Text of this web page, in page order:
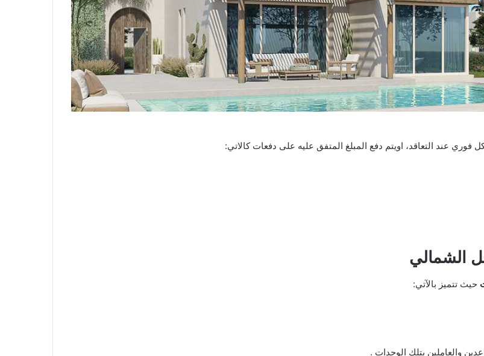
فوري عند التعاقد، اويتم دفع المبلغ المتفق عليه على دفعات كالاتي:
الشمالي
حيث تتميز بالآتي:
والعاملين بتلك الوحدات .